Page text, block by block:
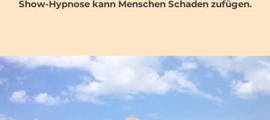
Show-Hypnose kann Menschen Schaden zufügen.